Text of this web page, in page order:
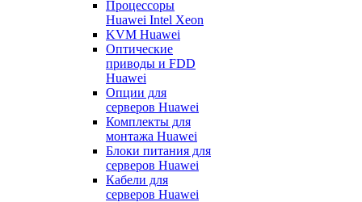
Процессоры
Huawei Intel Xeon
KVM Huawei
Оптические
приводы и FDD
Huawei
Опции для
серверов Huawei
Комплекты для
монтажа Huawei
Блоки питания для
серверов Huawei
Кабели для
серверов Huawei